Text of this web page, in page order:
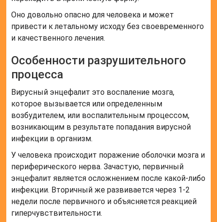
Оно довольно опасно для человека и может
привести к летальному исходу без своевременного
и качественного лечения.
Особенности разрушительного
процесса
Вирусный энцефалит это воспаление мозга,
которое вызывается или определенным
возбудителем, или воспалительным процессом,
возникающим в результате попадания вирусной
инфекции в организм.
У человека происходит поражение оболочки мозга и
периферического нерва. Зачастую, первичный
энцефалит является осложнением после какой-либо
инфекции. Вторичный же развивается через 1-2
недели после первичного и объясняется реакцией
гиперчувствительности.